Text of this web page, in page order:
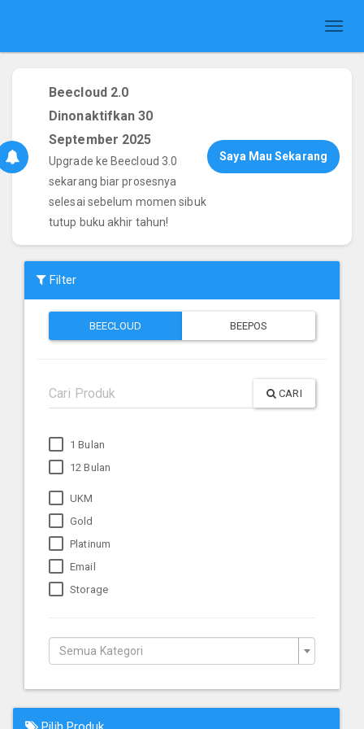
Beecloud 2.0
Dinonaktifkan 30
September 2025
Upgrade ke Beecloud 3.0
sekarang biar prosesnya
selesai sebelum momen sibuk
tutup buku akhir tahun!
Saya Mau Sekarang
Filter
BEECLOUD BEEPOS
CARI
1 Bulan
12 Bulan
UKM
Gold
Platinum
Email
Storage
Semua Kategori